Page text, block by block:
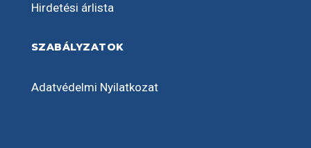
Hirdetési árlista
SZABÁLYZATOK
Adatvédelmi Nyilatkozat